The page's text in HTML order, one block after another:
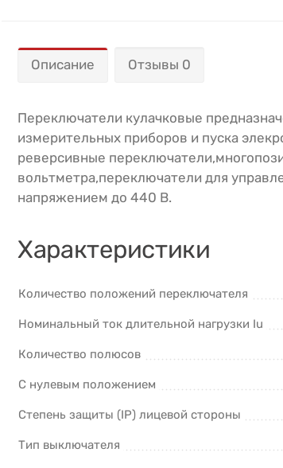
Описание Отзывы 0
Переключатели кулачковые
измерительных приборов и пуска
реверсивные
вольтметра,переключатели для
напряжением до 440 В.
Характеристики
Количество положений переключателя
Номинальный ток длительной нагрузки Iu
Количество полюсов
С нулевым положением
Степень защиты (IP) лицевой стороны
Тип выключателя